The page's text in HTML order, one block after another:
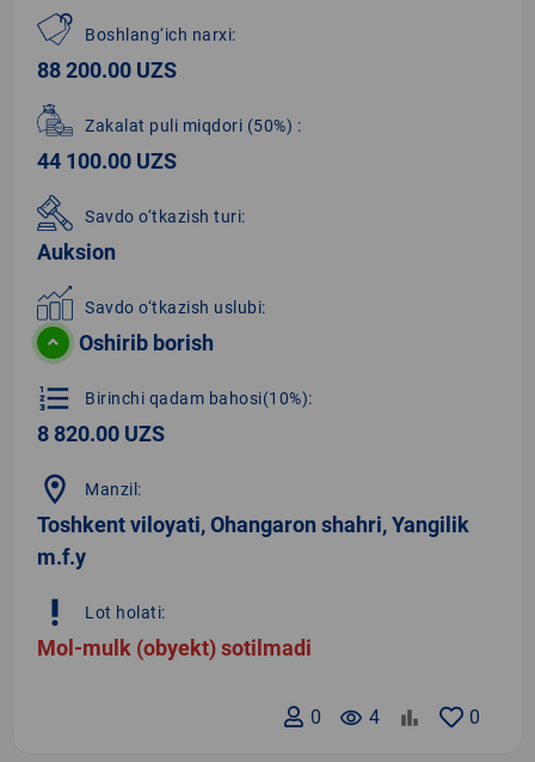
Boshlang‘ich narxi:
88 200.00 UZS
Zakalat puli miqdori (50%) :
44 100.00 UZS
Savdo o‘tkazish turi:
Auksion
Savdo o‘tkazish uslubi:
Oshirib borish
format_list_numbered Birinchi qadam bahosi(10%):
8 820.00 UZS
location_on Manzil:
Toshkent viloyati, Ohangaron shahri, Yangilik
m.f.y
priority_high Lot holati:
Mol-mulk (obyekt) sotilmadi
0
remove_red_eye 4
0